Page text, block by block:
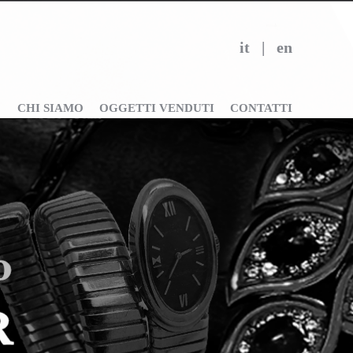
it | en
CHI SIAMO OGGETTI VENDUTI CONTATTI